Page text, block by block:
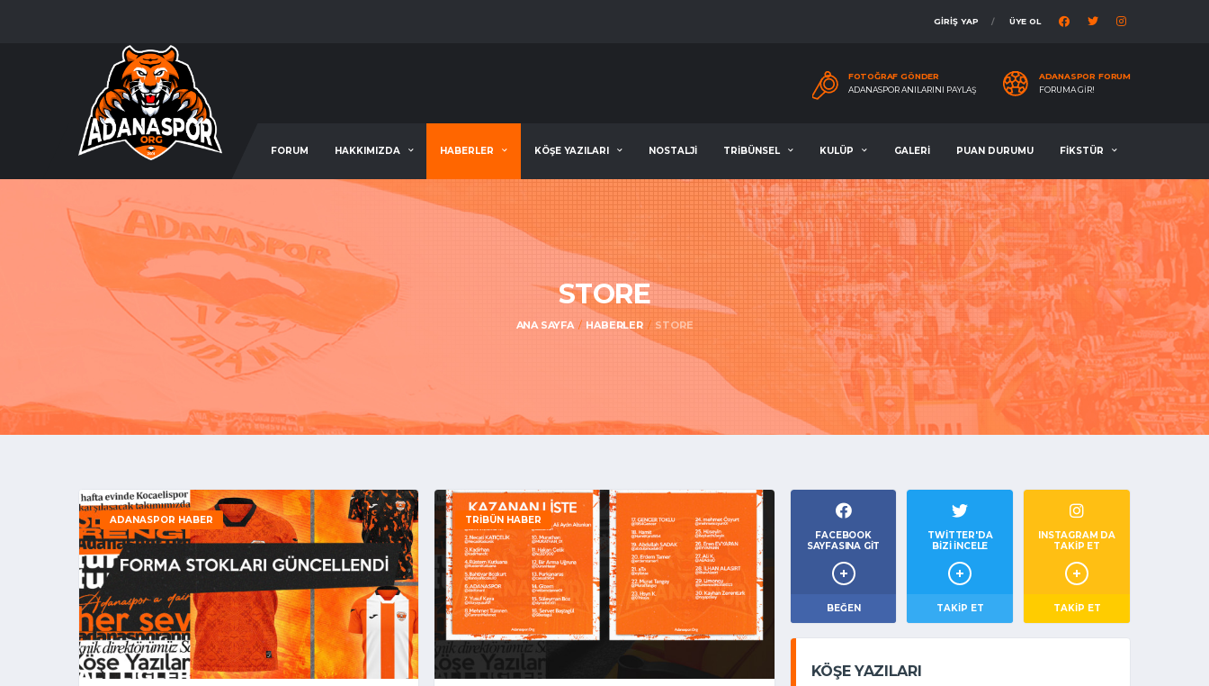
GİRİŞ YAP ÜYE OL
FOTOĞRAF GÖNDER
ADANASPOR ANILARINI PAYLAŞ
ADANASPOR FORUM
FORUMA GIR!
FORUM HAKKIMIZDA HABERLER KÖŞE YAZILARI NOSTALJİ TRİBÜNSEL KULÜP GALERİ PUAN DURUMU FİKSTÜR
STORE
ANA SAYFA HABERLER STORE
ADANASPOR HABER TRIBÜN HABER
FACEBOOK
SAYFASINA GIT
BEĞEN
TWITTER'DA
BIZI İNCELE
TAKIP ET
INSTAGRAM DA
TAKİP ET
TAKİP ET
KÖŞE YAZILARI